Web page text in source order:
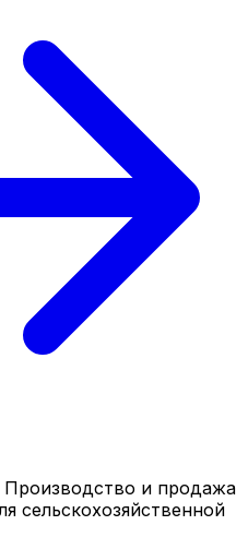
и продажа
сельскохозяйственной